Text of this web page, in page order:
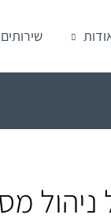
שירותים
ניהול